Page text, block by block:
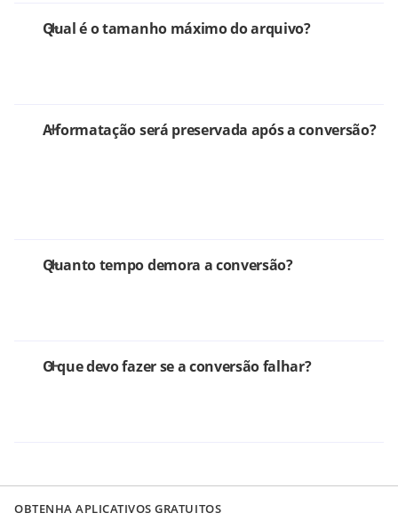
Qual é o tamanho máximo do arquivo?
A formatação será preservada após a conversão?
Quanto tempo demora a conversão?
O que devo fazer se a conversão falhar?
OBTENHA APLICATIVOS GRATUITOS